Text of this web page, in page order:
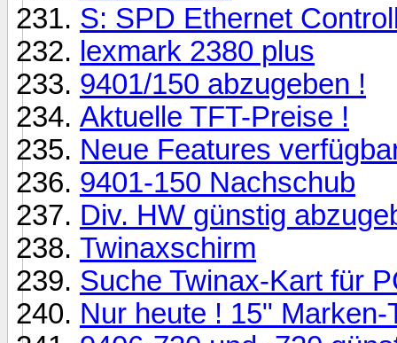
S: SPD Ethernet
lexmark 2380 plus
9401/150 abzugeben !
Aktuelle TFT-Preise !
Neue Features
9401-150 Nachschub
Div. HW günstig
Twinaxschirm
Suche Twinax-Kart für
Nur heute ! 15" Marken-